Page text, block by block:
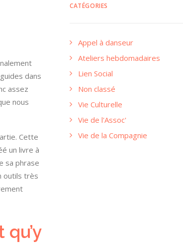
dans
assez
nous
Cette
un livre à
sa phrase
outils très
CATÉGORIES
Appel à danseur
Ateliers hebdomadaires
Lien Social
Non classé
Vie Culturelle
Vie de l'Assoc'
Vie de la Compagnie